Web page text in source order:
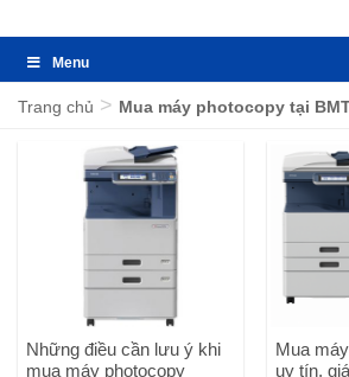
Menu
Trang chủ > Mua máy photocopy tại
Những điều cần lưu ý khi
mua máy photocopy
Mua
uy tín,